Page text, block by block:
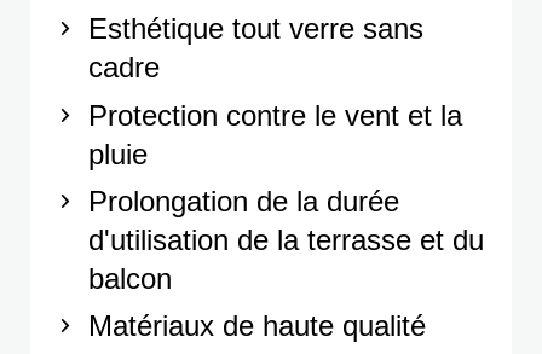
Esthétique tout verre sans
cadre
Protection contre le vent et la
pluie
Prolongation de la durée
d'utilisation de la terrasse et du
balcon
Matériaux de haute qualité